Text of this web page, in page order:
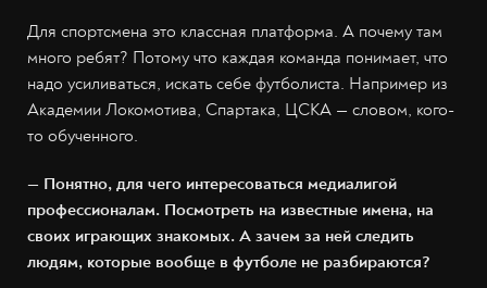
Для спортсмена это классная платформа. А почему там
много ребят? Потому что каждая команда понимает, что
надо усиливаться, искать себе футболиста. Например из
Академии Локомотива, Спартака, ЦСКА — словом, кого-
то обученного.
— Понятно, для чего интересоваться медиалигой
профессионалам. Посмотреть на известные имена, на
своих играющих знакомых. А зачем за ней следить
людям, которые вообще в футболе не разбираются?